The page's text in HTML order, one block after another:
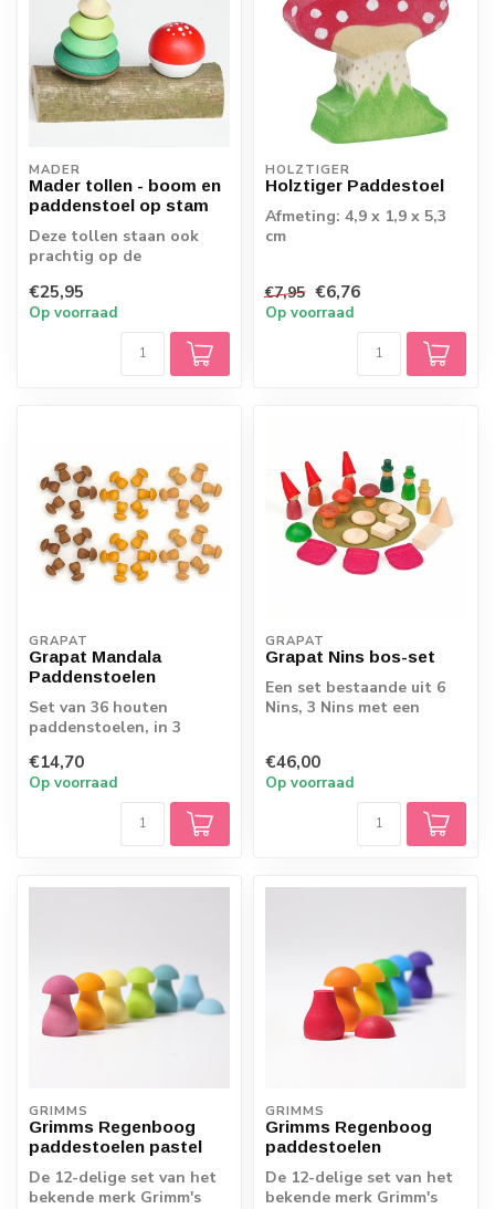
MADER
Mader tollen - boom en
paddenstoel op stam
Deze tollen staan ook
prachtig op de
€25,95
Op voorraad
HOLZTIGER
Holztiger Paddestoel
Afmeting: 4,9 x 1,9 x 5,3
cm
€7,95 €6,76
Op voorraad
GRAPAT
Grapat Mandala
Paddenstoelen
Set van 36 houten
paddenstoelen, in 3
bruin. Leg de mooiste...
€14,70
Op voorraad
GRAPAT
Grapat Nins bos-set
Een set bestaande uit 6
Nins, 3 Nins met een
€46,00
Op voorraad
GRIMMS
Grimms Regenboog
paddestoelen pastel
De 12-delige set van het
bekende merk Grimm's
GRIMMS
Grimms Regenboog
paddestoelen
De 12-delige set van het
bekende merk Grimm's